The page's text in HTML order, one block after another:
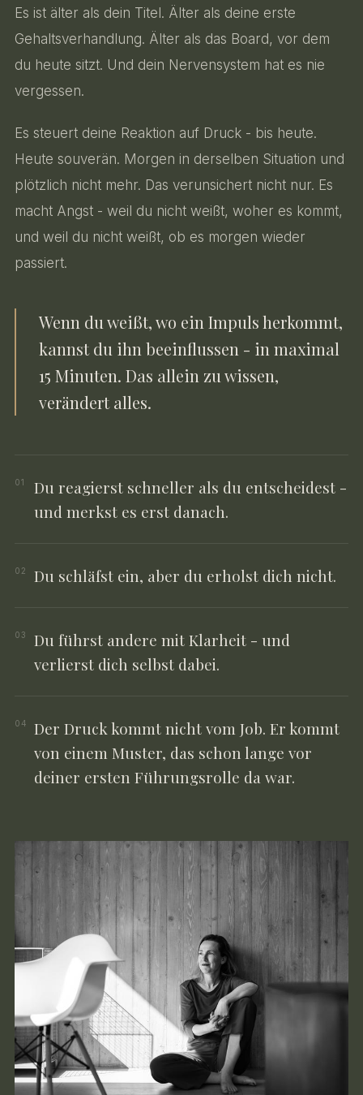
Es ist älter als dein Titel. Älter als deine erste
Gehaltsverhandlung. Älter als das Board, vor dem
du heute sitzt. Und dein Nervensystem hat es nie
vergessen.
Es steuert deine Reaktion auf Druck - bis heute.
Heute souverän. Morgen in derselben Situation und
plötzlich nicht mehr. Das verunsichert nicht nur. Es
macht Angst - weil du nicht weißt, woher es kommt,
und weil du nicht weißt, ob es morgen wieder
passiert.
Wenn du weißt, wo ein Impuls herkommt,
kannst du ihn beeinflussen - in maximal
15 Minuten. Das allein zu wissen,
verändert alles.
01
Du reagierst schneller als du entscheidest -
und merkst es erst danach.
02 Du schläfst ein, aber du erholst dich nicht.
03
Du führst andere mit Klarheit - und
verlierst dich selbst dabei.
04
Der Druck kommt nicht vom Job. Er kommt
von einem Muster, das schon lange vor
deiner ersten Führungsrolle da war.